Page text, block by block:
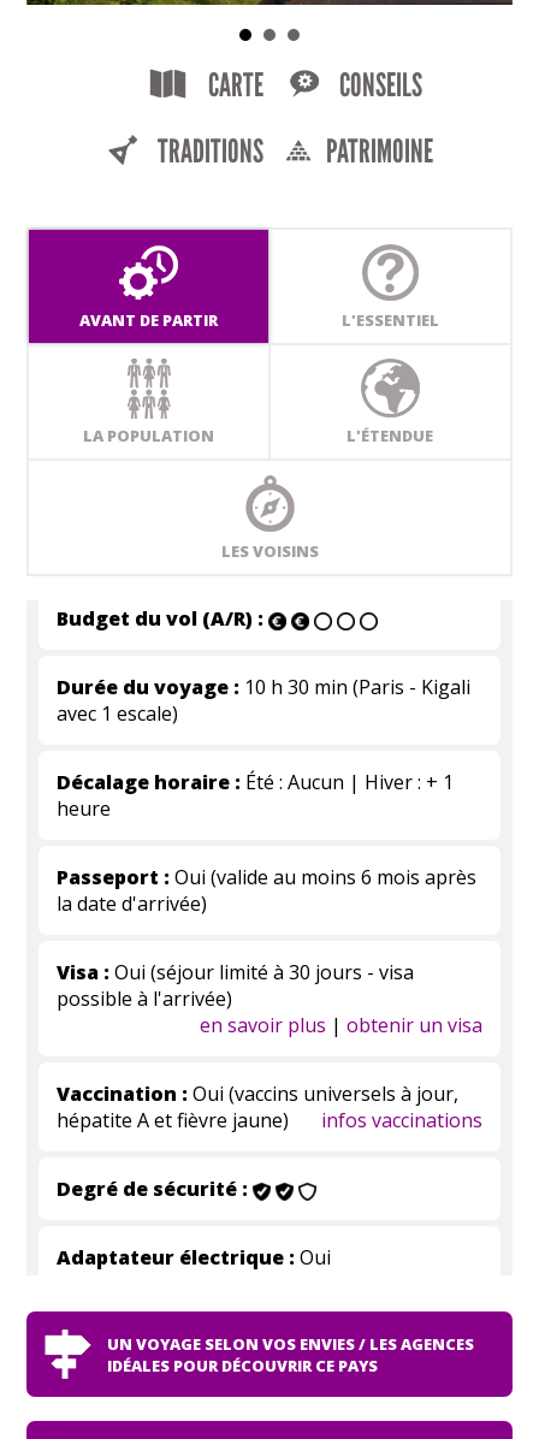
CARTE
CONSEILS
TRADITIONS
PATRIMOINE
AVANT DE PARTIR L'ESSENTIEL
LA POPULATION L'ÉTENDUE
LES VOISINS
Budget du vol (A/R) :
Durée du voyage : 10 h 30 min (Paris - Kigali
avec 1 escale)
Décalage horaire : Été : Aucun | Hiver : + 1
heure
Passeport : Oui (valide au moins 6 mois après
la date d'arrivée)
Visa : Oui (séjour limité à 30 jours - visa
possible à l'arrivée)
en savoir plus | obtenir un visa
Vaccination : Oui (vaccins universels à jour,
hépatite A et fièvre jaune)
infos vaccinations
Degré de sécurité :
Adaptateur électrique : Oui
UN VOYAGE SELON VOS ENVIES / LES AGENCES
IDÉALES POUR DÉCOUVRIR CE PAYS